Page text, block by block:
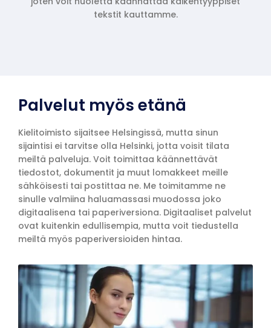
tekstit kauttamme.
Palvelut myös etänä
Kielitoimisto sijaitsee Helsingissä, mutta sinun
sijaintisi ei tarvitse olla Helsinki, jotta voisit tilata
meiltä palveluja. Voit toimittaa käännettävät
tiedostot, dokumentit ja muut lomakkeet meille
sähköisesti tai postittaa ne. Me toimitamme ne
sinulle valmiina haluamassasi muodossa joko
digitaalisena tai paperiversiona. Digitaaliset palvelut
ovat kuitenkin edullisempia, mutta voit tiedustella
meiltä myös paperiversioiden hintaa.